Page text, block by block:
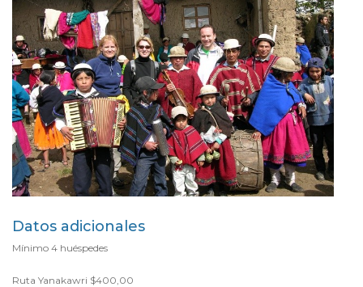
Datos adicionales
Mínimo 4 huéspedes
Ruta Yanakawri $400,00